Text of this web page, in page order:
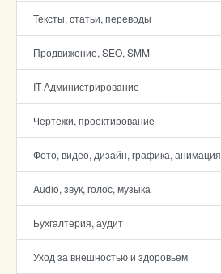
Тексты, статьи, переводы
Продвижение, SEO, SMM
IT-Администрирование
Чертежи, проектирование
Фото, видео, дизайн, графика, анимация
Audio, звук, голос, музыка
Бухгалтерия, аудит
Уход за внешностью и здоровьем